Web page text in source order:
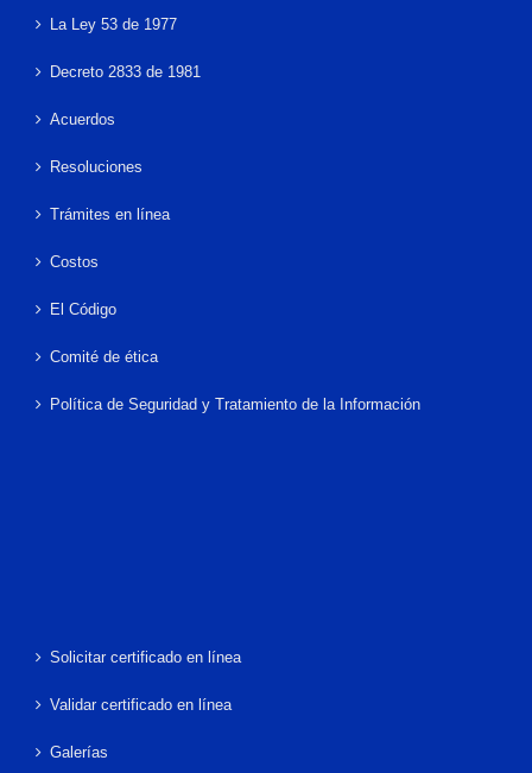
La Ley 53 de 1977
Decreto 2833 de 1981
Acuerdos
Resoluciones
Trámites en línea
Costos
El Código
Comité de ética
Política de Seguridad y Tratamiento de la Información
Solicitar certificado en línea
Validar certificado en línea
Galerías